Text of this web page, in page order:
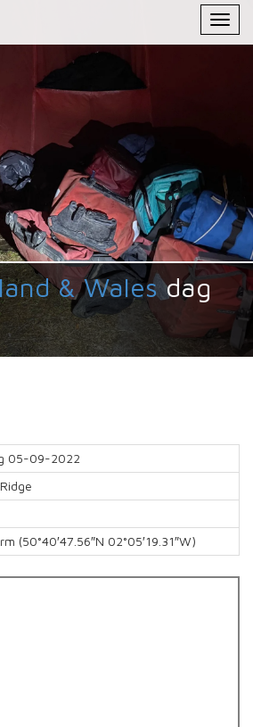
& Walesdag
05-09-2022
(50°40′47.56″N 02°05′19.31″W)